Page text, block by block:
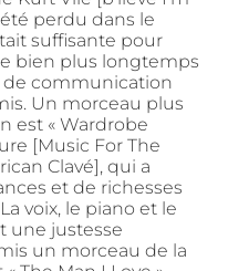
perdu dans le
suffisante pour
bien plus longtemps
de communication
Un morceau plus
est « Wardrobe
[Music For The
Clavé], qui a
et de richesses
voix, le piano et le
une justesse
un morceau de la